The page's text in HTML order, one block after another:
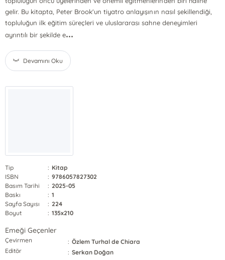
gelir. Bu kitapta, Peter Brook'un tiyatro anlayışının nasıl şekillendiği,
topluluğun ilk eğitim süreçleri ve uluslararası sahne deneyimleri
ayrıntılı bir şekilde e...
Devamını Oku
Tip : Kitap
ISBN
: 9786057827302
Basım Tarihi
: 2025-05
Baskı
: 1
Sayfa Sayısı
: 224
Boyut
: 135x210
Emeği Geçenler
Çevirmen : Özlem Turhal de Chiara
Editör
: Serkan Doğan